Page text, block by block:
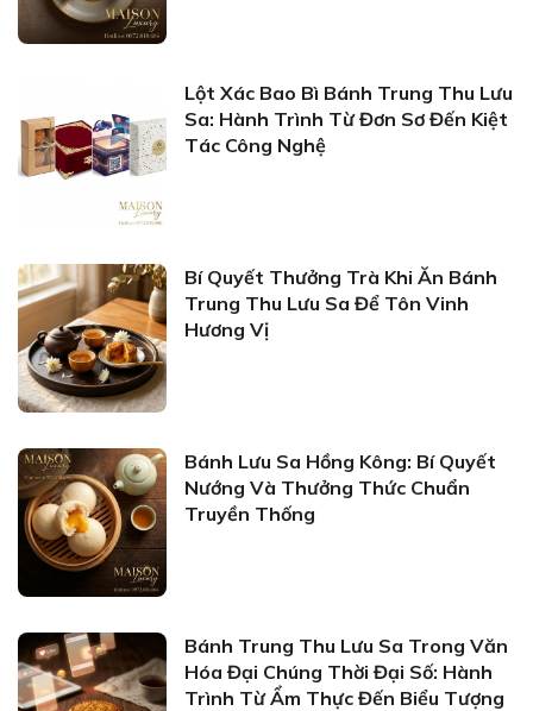
Lột Xác Bao Bì Bánh Trung Thu Lưu
Sa: Hành Trình Từ Đơn Sơ Đến Kiệt
Tác Công Nghệ
Bí Quyết Thưởng Trà Khi Ăn Bánh
Trung Thu Lưu Sa Để Tôn Vinh
Hương Vị
Bánh Lưu Sa Hồng Kông: Bí Quyết
Nướng Và Thưởng Thức Chuẩn
Truyền Thống
Bánh Trung Thu Lưu Sa Trong Văn
Hóa Đại Chúng Thời Đại Số: Hành
Trình Từ Ẩm Thực Đến Biểu Tượng